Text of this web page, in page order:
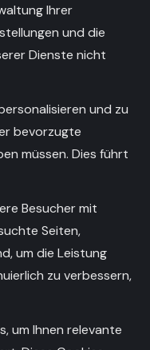
Ihrer
und die
Dienste nicht
und zu
bevorzugte
müssen. Dies führt
Besucher mit
Seiten,
um die Leistung
zu verbessern,
um Ihnen relevante